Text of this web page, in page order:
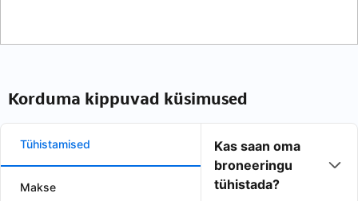
Korduma kippuvad küsimused
Tühistamised
Makse
Kas saan oma
broneeringu
tühistada?